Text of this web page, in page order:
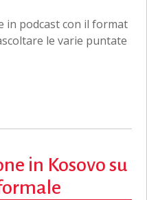
in podcast con il format
le varie puntate
in Kosovo su